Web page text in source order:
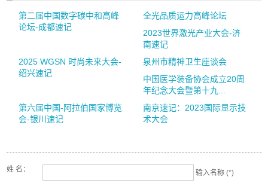
第二届中国数字碳中和高峰
论坛-成都速记
全光品质运力高峰论坛
2023世界激光产业大会-济
南速记
2025 WGSN 时尚未来大会-
绍兴速记
泉州市精神卫生座谈会
中国医学装备协会成立20周
年纪念大会暨第十九...
第六届中国-阿拉伯国家博览
会-银川速记
南京速记：2023国际显示技
术大会
姓 名： 输入名称 (*)